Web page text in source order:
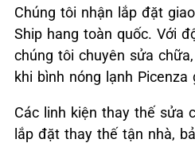
Chúng tôi nhận lắp đặt
Ship hang toàn quốc. Với
chúng tôi chuyên sửa
khi bình nóng lạnh Picenza
Các linh kiện thay thế sửa
lắp đặt thay thế tận nhà,